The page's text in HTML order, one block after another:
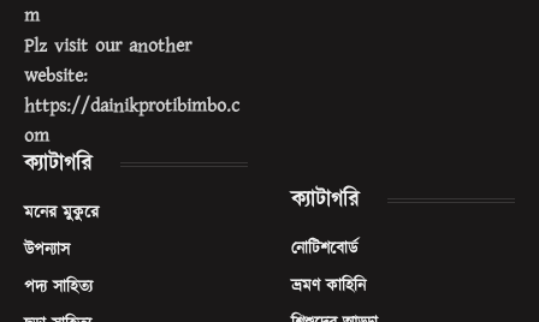
m
Plz visit our another
website:
https://dainikprotibimbo.c
om
ক্যাটাগরি
মনের মুকুরে
উপন্যাস
পদ্য সাহিত্য
ক্যাটাগরি
নোটিশবোর্ড
ভ্রমণ কাহিনি